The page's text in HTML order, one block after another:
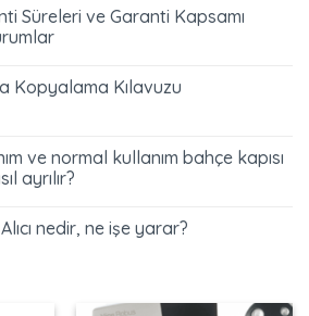
Süreleri ve Garanti Kapsamı
Kopyalama Kılavuzu
ve normal kullanım bahçe kapısı
ayrılır?
nedir, ne işe yarar?